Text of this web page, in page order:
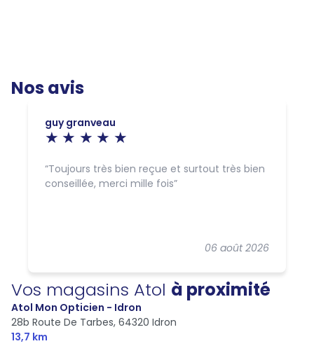
Nos avis
guy granveau
06 août 2026
Toujours très bien reçue et surtout très bien
conseillée, merci mille fois
Vos magasins Atol à proximité
Atol Mon Opticien - Idron
28b Route De Tarbes, 64320 Idron
13,7 km